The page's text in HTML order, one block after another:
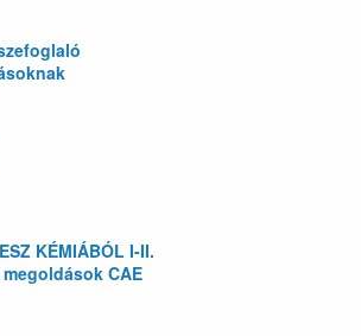
KÉMIÁBÓL I-II.
CAE